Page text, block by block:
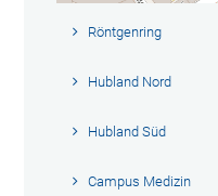
Röntgenring
Hubland Nord
Hubland Süd
Campus Medizin